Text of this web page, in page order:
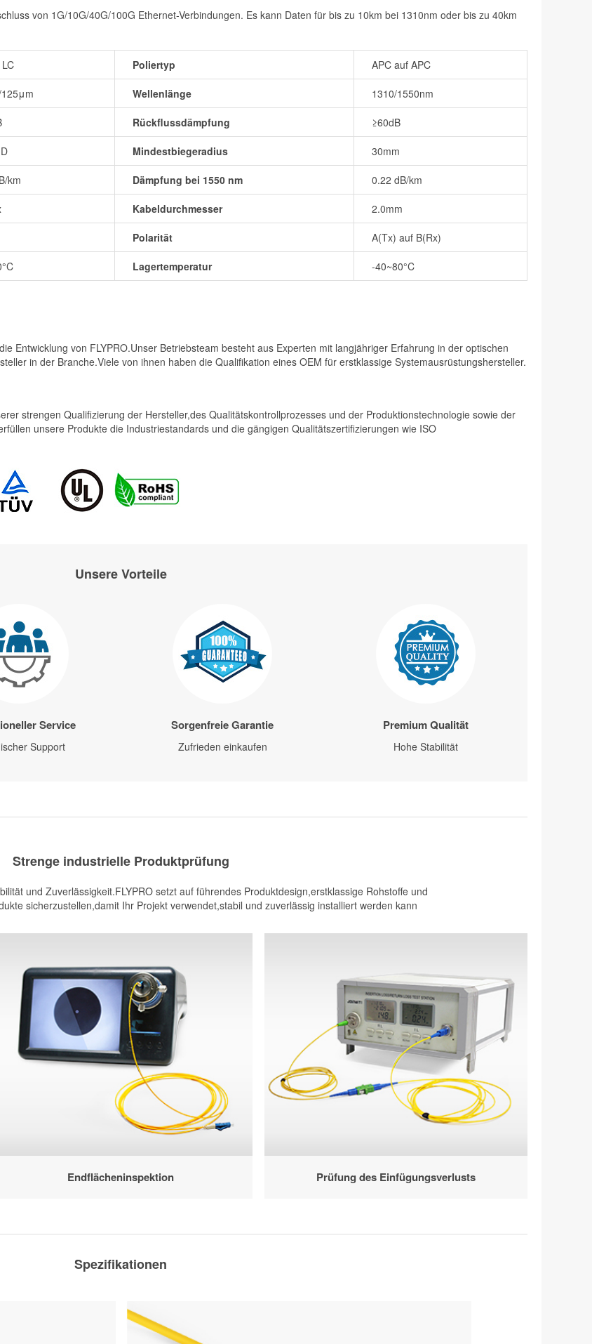
von 1G/10G/40G/100G Ethernet-Verbindungen. Es kann Daten für bis zu 10km bei 1310nm oder bis zu 40km
Poliertyp APC auf APC
Wellenlänge 1310/1550nm
Rückflussdämpfung ≥60dB
Mindestbiegeradius 30mm
km Dämpfung bei 1550 nm 0.22 dB/km
Kabeldurchmesser 2.0mm
Polarität A(Tx) auf B(Rx)
Lagertemperatur -40~80°C
Entwicklung von FLYPRO.Unser Betriebsteam besteht aus Experten mit langjähriger Erfahrung in der optischen
in der Branche.Viele von ihnen haben die Qualifikation eines OEM für erstklassige Systemausrüstungshersteller.
strengen Qualifizierung der Hersteller,des Qualitätskontrollprozesses und der Produktionstechnologie sowie der
unsere Produkte die Industriestandards und die gängigen Qualitätszertifizierungen wie ISO
Unsere Vorteile
Service
Support
Sorgenfreie Garantie
Zufrieden einkaufen
Premium Qualität
Hohe Stabilität
Strenge industrielle Produktprüfung
und Zuverlässigkeit.FLYPRO setzt auf führendes Produktdesign,erstklassige Rohstoffe und
sicherzustellen,damit Ihr Projekt verwendet,stabil und zuverlässig installiert werden kann
Endflächeninspektion Prüfung des Einfügungsverlusts
Spezifikationen